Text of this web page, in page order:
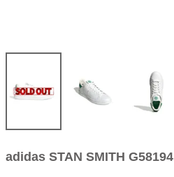
adidas STAN SMITH G58194